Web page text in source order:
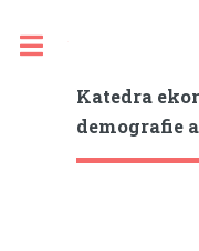
Katedra
demografie